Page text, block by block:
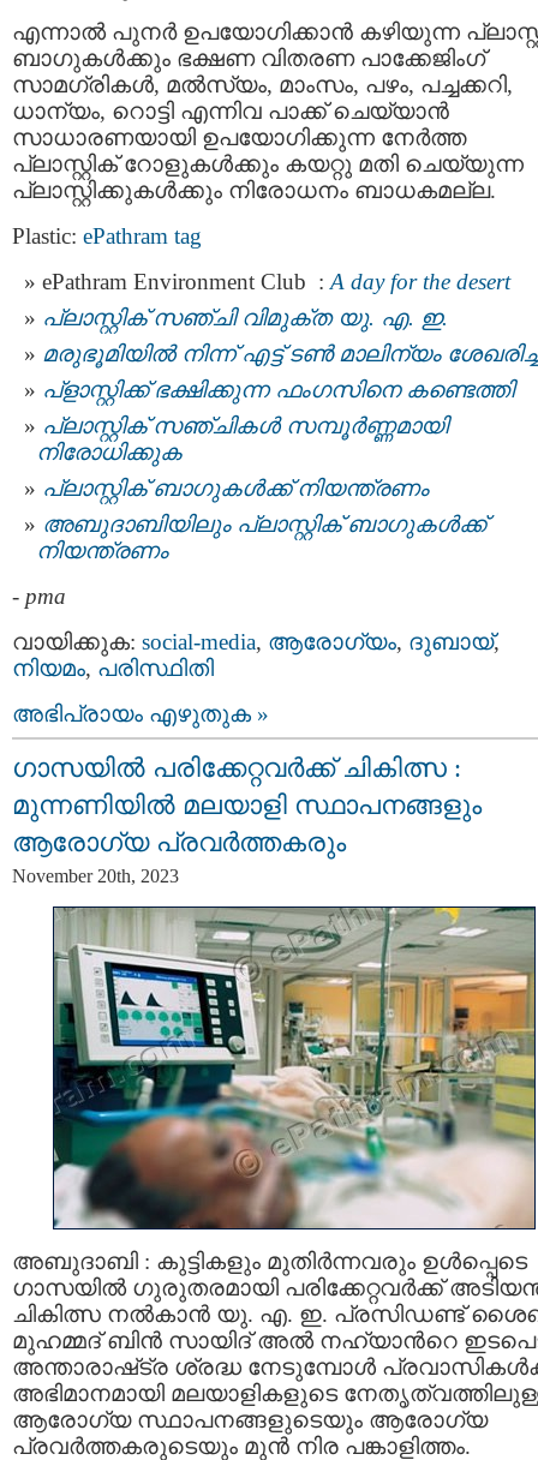
എന്നാൽ പുനർ ഉപയോഗിക്കാൻ കഴിയുന്ന
ബാഗുകൾക്കും ഭക്ഷണ വിതരണ പാക്കേജിംഗ്
സാമഗ്രികൾ, മൽസ്യം, മാംസം, പഴം, പച്ചക്കറി,
ധാന്യം, റൊട്ടി എന്നിവ പാക്ക് ചെയ്യാൻ
സാധാരണയായി ഉപയോഗിക്കുന്ന നേർത്ത
പ്ലാസ്റ്റിക് റോളുകൾക്കും കയറ്റു മതി ചെയ്യുന്ന
പ്ലാസ്റ്റിക്കുകൾക്കും നിരോധനം ബാധകമല്ല.
Plastic: ePathram tag
ePathram Environment Club : A day for the desert
പ്ലാസ്റ്റിക് സഞ്ചി വിമുക്ത യു. എ. ഇ.
മരുഭൂമിയില്‍ നിന്ന് എട്ട് ടണ്‍ മാലിന്യം
പ്ളാസ്റ്റിക്ക് ഭക്ഷിക്കുന്ന ഫംഗസിനെ കണ്ടെത്തി
പ്ലാസ്റ്റിക് സഞ്ചികള്‍ സമ്പൂര്‍ണ്ണമായി
നിരോധിക്കുക
പ്ലാസ്റ്റിക് ബാഗുകൾക്ക് നിയന്ത്രണം
അബുദാബിയിലും പ്ലാസ്റ്റിക് ബാഗുകൾക്ക്
നിയന്ത്രണം
- pma
വായിക്കുക: social-media, ആരോഗ്യം, ദുബായ്‌,
നിയമം, പരിസ്ഥിതി
അഭിപ്രായം എഴുതുക »
ഗാസയിൽ പരിക്കേറ്റവർക്ക് ചികിത്സ :
മുന്നണിയിൽ മലയാളി സ്ഥാപനങ്ങളും
ആരോഗ്യ പ്രവർത്തകരും
November 20th, 2023
അബുദാബി : കുട്ടികളും മുതിര്‍ന്നവരും ഉള്‍പ്പെടെ
ഗാസയിൽ ഗുരുതരമായി പരിക്കേറ്റവർക്ക്
ചികിത്സ നല്‍കാന്‍ യു. എ. ഇ. പ്രസിഡണ്ട്
മുഹമ്മദ് ബിൻ സായിദ് അൽ നഹ്യാന്‍റെ
അന്താരാഷ്‌ട്ര ശ്രദ്ധ നേടുമ്പോൾ
അഭിമാനമായി മലയാളികളുടെ
ആരോഗ്യ സ്ഥാപനങ്ങളുടെയും ആരോഗ്യ
പ്രവർത്തകരുടെയും മുൻ നിര പങ്കാളിത്തം.